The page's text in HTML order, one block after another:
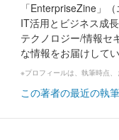
「EnterpriseZine」
IT活用とビジネス成
テクノロジー/情報セ
な情報をお届けしてい
※プロフィールは、執筆時点
この著者の最近の執